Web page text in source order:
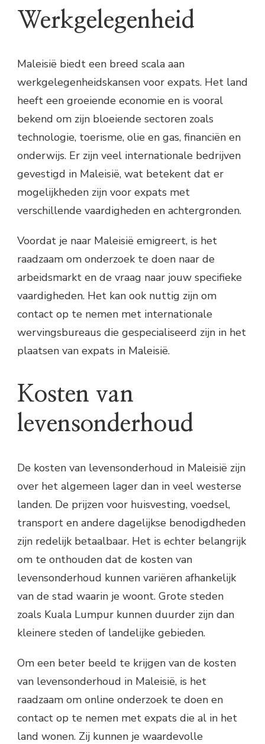
Werkgelegenheid
Maleisië biedt een breed scala aan
werkgelegenheidskansen voor expats. Het land
heeft een groeiende economie en is vooral
bekend om zijn bloeiende sectoren zoals
technologie, toerisme, olie en gas, financiën en
onderwijs. Er zijn veel internationale bedrijven
gevestigd in Maleisië, wat betekent dat er
mogelijkheden zijn voor expats met
verschillende vaardigheden en achtergronden.
Voordat je naar Maleisië emigreert, is het
raadzaam om onderzoek te doen naar de
arbeidsmarkt en de vraag naar jouw specifieke
vaardigheden. Het kan ook nuttig zijn om
contact op te nemen met internationale
wervingsbureaus die gespecialiseerd zijn in het
plaatsen van expats in Maleisië.
Kosten van
levensonderhoud
De kosten van levensonderhoud in Maleisië zijn
over het algemeen lager dan in veel westerse
landen. De prijzen voor huisvesting, voedsel,
transport en andere dagelijkse benodigdheden
zijn redelijk betaalbaar. Het is echter belangrijk
om te onthouden dat de kosten van
levensonderhoud kunnen variëren afhankelijk
van de stad waarin je woont. Grote steden
zoals Kuala Lumpur kunnen duurder zijn dan
kleinere steden of landelijke gebieden.
Om een beter beeld te krijgen van de kosten
van levensonderhoud in Maleisië, is het
raadzaam om online onderzoek te doen en
contact op te nemen met expats die al in het
land wonen. Zij kunnen je waardevolle